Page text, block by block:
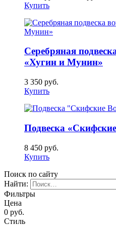
Купить
Серебряная
«Хугин и Мунин»
3 350 руб.
Купить
Подвеска
8 450 руб.
Купить
Поиск по сайту
Найти:
Фильтры
Цена
0 руб.
Стиль